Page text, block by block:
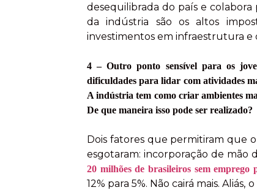
desequilibrada do país e colabora
da indústria são os altos
investimentos em infraestrutura e
4 – Outro ponto sensível para os
dificuldades para lidar com atividades
A indústria tem como criar ambientes
De que maneira isso pode ser realizado?
Dois fatores que permitiram que
esgotaram: incorporação de mão
20 milhões de brasileiros sem emprego
12% para 5%. Não cairá mais.